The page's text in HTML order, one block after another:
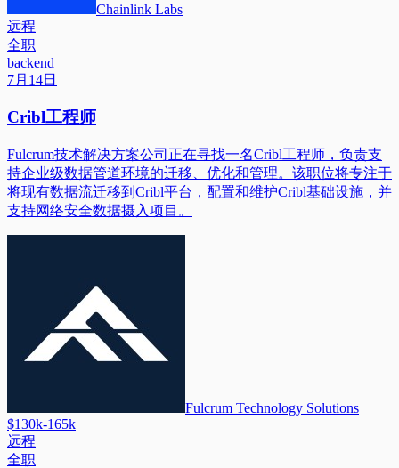
Chainlink Labs
远程
全职
backend
7月14日
Cribl工程师
Fulcrum技术解决方案公司正在寻找一名Cribl工程师，负责支
持企业级数据管道环境的迁移、优化和管理。该职位将专注于
将现有数据流迁移到Cribl平台，配置和维护Cribl基础设施，并
支持网络安全数据摄入项目。
Fulcrum Technology Solutions
$130k-165k
远程
全职